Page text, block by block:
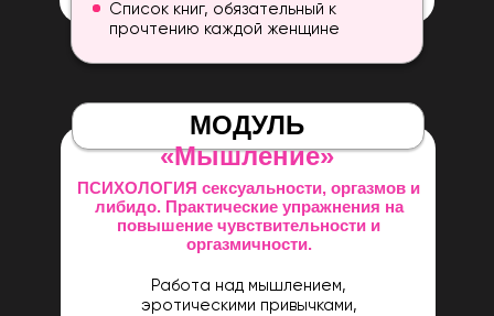
Работа над мышлением,
эротическими привычками,
ПСИХОЛОГИЯ сексуальности, оргазмов и
либидо. Практические упражнения на
повышение чувствительности и
оргазмичности.
Список книг, обязательный к
прочтению каждой женщине
МОДУЛЬ
«Мышление»